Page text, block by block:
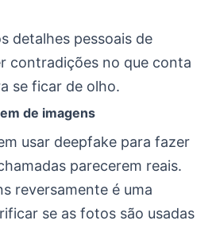
detalhes pessoais de
contradições no que conta
se ficar de olho.
de imagens
usar deepfake para fazer
parecerem reais.
reversamente é uma
se as fotos são usadas